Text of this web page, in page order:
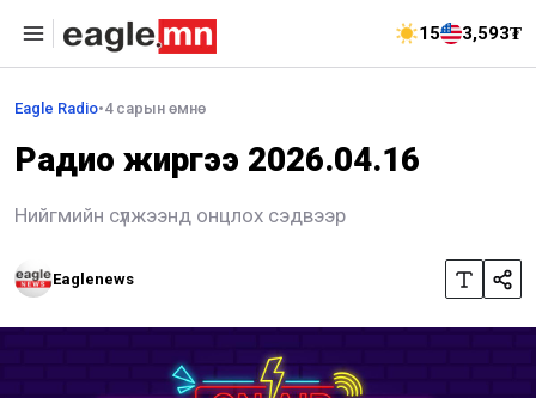
15 3,593₮
Eagle Radio•4 сарын өмнө
Радио жиргээ 2026.04.16
Нийгмийн сүлжээнд онцлох сэдвээр
Eaglenews